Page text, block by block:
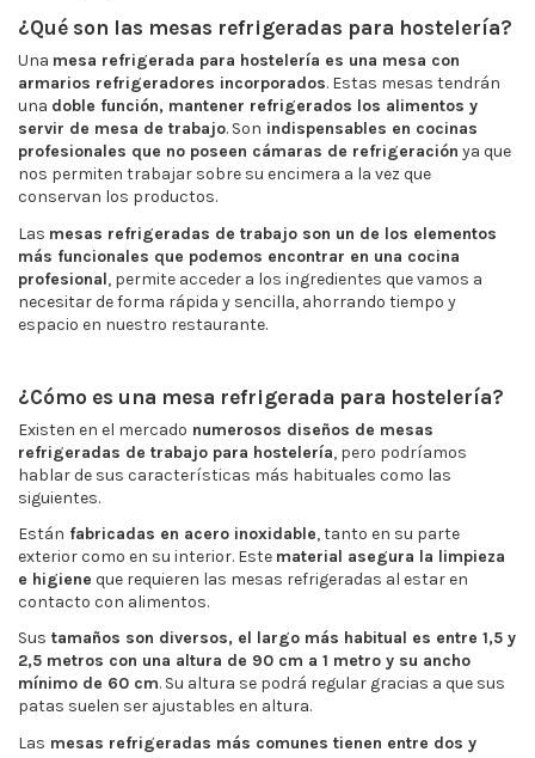
¿Qué son las mesas refrigeradas para hostelería?
Una mesa refrigerada para hostelería es una mesa con
armarios refrigeradores incorporados. Estas mesas tendrán
una doble función, mantener refrigerados los alimentos y
servir de mesa de trabajo. Son indispensables en cocinas
profesionales que no poseen cámaras de refrigeración ya que
nos permiten trabajar sobre su encimera a la vez que
conservan los productos.
Las mesas refrigeradas de trabajo son un de los elementos
más funcionales que podemos encontrar en una cocina
profesional, permite acceder a los ingredientes que vamos a
necesitar de forma rápida y sencilla, ahorrando tiempo y
espacio en nuestro restaurante.
¿Cómo es una mesa refrigerada para hostelería?
Existen en el mercado numerosos diseños de mesas
refrigeradas de trabajo para hostelería, pero podríamos
hablar de sus características más habituales como las
siguientes.
Están fabricadas en acero inoxidable, tanto en su parte
exterior como en su interior. Este material asegura la limpieza
e higiene que requieren las mesas refrigeradas al estar en
contacto con alimentos.
Sus tamaños son diversos, el largo más habitual es entre 1,5 y
2,5 metros con una altura de 90 cm a 1 metro y su ancho
mínimo de 60 cm. Su altura se podrá regular gracias a que sus
patas suelen ser ajustables en altura.
Las mesas refrigeradas más comunes tienen entre dos y